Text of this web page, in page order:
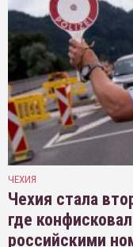
ЧЕХИЯ
Чехия стала
где
российскими